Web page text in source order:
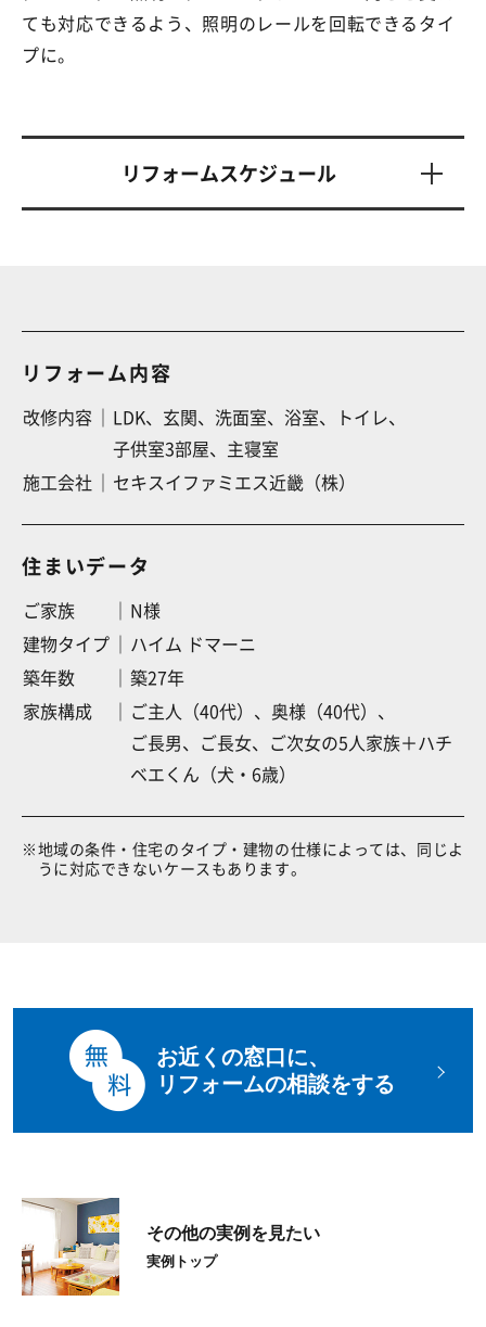
ても対応できるよう、照明のレールを回転できるタイ
プに。
リフォームスケジュール
リフォーム内容
改修内容 LDK、 玄関、 洗面室、浴室、
トイレ、
子供室3部屋、 主寝室
施工会社
セキスイファミエス近畿（株）
住まいデータ
ご家族
N様
建物タイプ
ハイム ドマーニ
築年数
築27年
家族構成
ご主人（40代）、 奥様（40代）、
ご長男、 ご長女、 ご次女の5人家族＋ハチ
ベエくん（犬・6歳）
※地域の条件・住宅のタイプ・建物の仕様によっては、同じよ
うに対応できないケースもあります。
お近くの窓口に、
リフォームの相談をする
その他の実例を見たい
実例トップ